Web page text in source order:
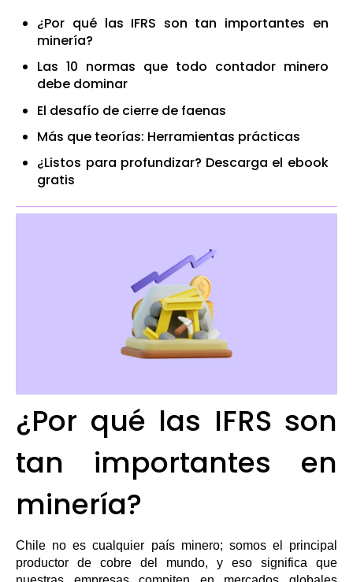
¿Por qué las IFRS son tan importantes en
minería?
Las 10 normas que todo contador minero
debe dominar
El desafío de cierre de faenas
Más que teorías: Herramientas prácticas
¿Listos para profundizar? Descarga el ebook
gratis
¿Por qué las IFRS son
tan importantes en
minería?
Chile no es cualquier país minero; somos el principal
productor de cobre del mundo, y eso significa que